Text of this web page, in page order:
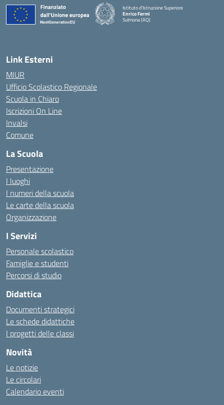
Istituto d'Istruzione Superiore
Enrico Fermi
Sulmona (AQ)
— Visita la pagina iniziale della scuola
Link Esterni
MIUR
Ufficio Scolastico Regionale
Scuola in Chiaro
Iscrizioni On Line
Invalsi
Comune
La Scuola
Presentazione
I luoghi
I numeri della scuola
Le carte della scuola
Organizzazione
I Servizi
Personale scolastico
Famiglie e studenti
Percorsi di studio
Didattica
Documenti strategici
Le schede didattiche
I progetti delle classi
Novità
Le notizie
Le circolari
Calendario eventi